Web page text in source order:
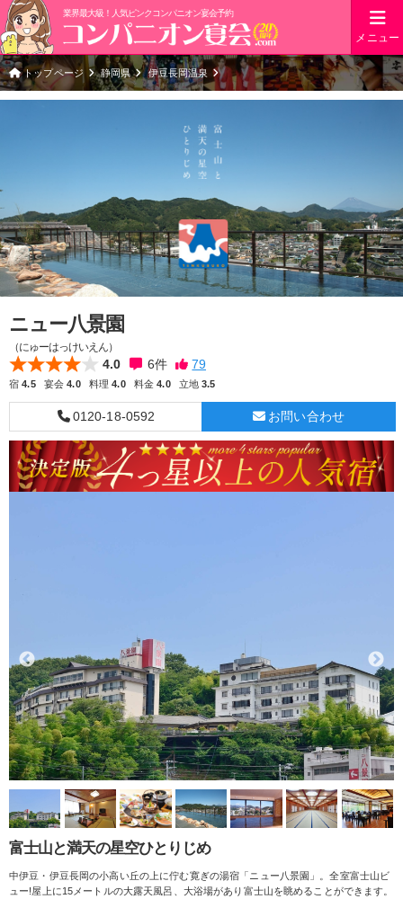
業界最大級！人気ピンクコンパニオン宴会予約
メニュー
トップページ 静岡県 伊豆長岡温泉
ニュー八景園
（にゅーはっけいえん）
4.0 6件
宿4.5 宴会4.0 料理4.0 料金4.0 立地3.5
0120-18-0592 お問い合わせ
富士山と満天の星空ひとりじめ
中伊豆・伊豆長岡の小高い丘の上に佇む寛ぎの湯宿「ニュー八景園」。全室富士山ビ
ュー!屋上に15メートルの大露天風呂、大浴場があり富士山を眺めることができます。